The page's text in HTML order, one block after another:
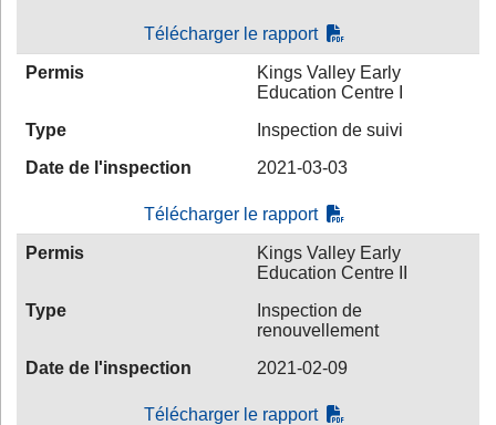
Télécharger le rapport
Permis
Kings Valley Early
Education Centre I
Type
Inspection de suivi
Date de l'inspection
2021-03-03
Télécharger le rapport
Permis
Kings Valley Early
Education Centre II
Type
Inspection de
renouvellement
Date de l'inspection
2021-02-09
Télécharger le rapport